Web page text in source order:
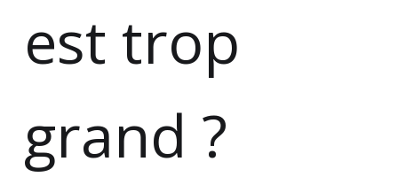
est trop
grand ?